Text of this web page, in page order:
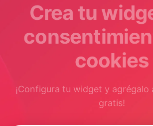
Crea tu
cookies
¡Configura tu widget y agrégalo
gratis!